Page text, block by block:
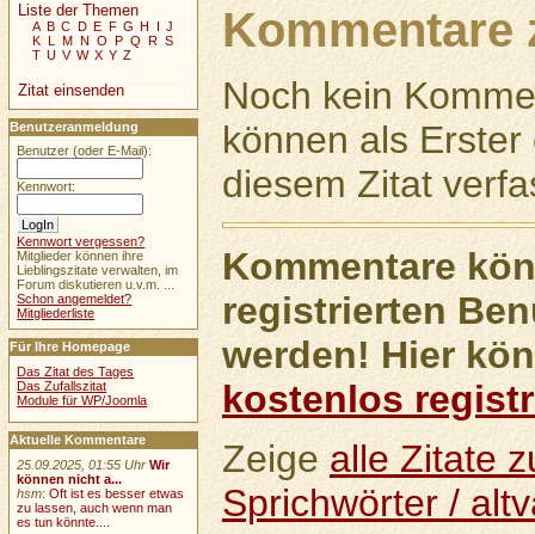
Kommentare
Noch kein
können als
diesem Zitat
Kommentare
registrierten
werden! Hier
kostenlos
Zeigealle Zitate
Sprichwörter /
Liste der Themen
A B C D E F G H I J
K L M N O P Q R S
T U V W X Y Z
Zitat einsenden
Benutzeranmeldung
Benutzer (oder E-Mail):
Kennwort:
Kennwort vergessen?
Mitglieder können ihre
Lieblingszitate verwalten, im
Forum diskutieren u.v.m. ...
Schon angemeldet?
Mitgliederliste
Für Ihre Homepage
Das Zitat des Tages
Das Zufallszitat
Module für WP/Joomla
Aktuelle Kommentare
25.09.2025, 01:55 Uhr Wir
können nicht a...
hsm:Oft ist es besser etwas
zu lassen, auch wenn man
es tun könnte....